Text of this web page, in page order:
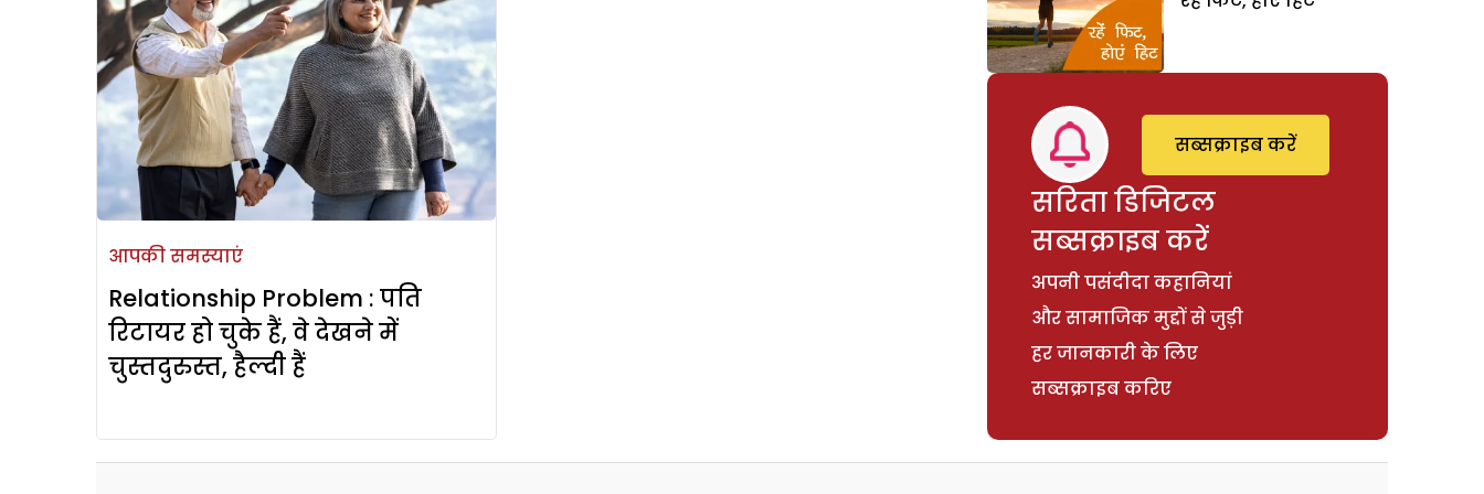
आपकी समस्याएं
Relationship Problem : पति
रिटायर हो चुके हैं, वे देखने में
चुस्तदुरुस्त, हैल्दी हैं
सरिता डिजिटल
सब्सक्राइब करें
अपनी पसंदीदा कहानियां
और सामाजिक मुद्दों से जुड़ी
हर जानकारी के लिए
सब्सक्राइब करिए
सब्सक्राइब करें